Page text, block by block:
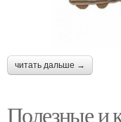
читать дальше →
Полезные и